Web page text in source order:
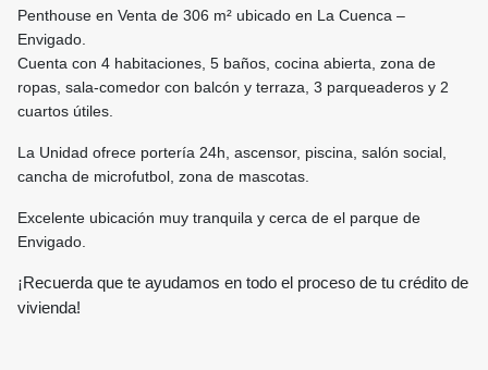
Penthouse en Venta de 306 m² ubicado en La Cuenca –
Envigado.
Cuenta con 4 habitaciones, 5 baños, cocina abierta, zona de
ropas, sala-comedor con balcón y terraza, 3 parqueaderos y 2
cuartos útiles.
La Unidad ofrece portería 24h, ascensor, piscina, salón social,
cancha de microfutbol, zona de mascotas.
Excelente ubicación muy tranquila y cerca de el parque de
Envigado.
¡Recuerda que te ayudamos en todo el proceso de tu crédito de
vivienda!